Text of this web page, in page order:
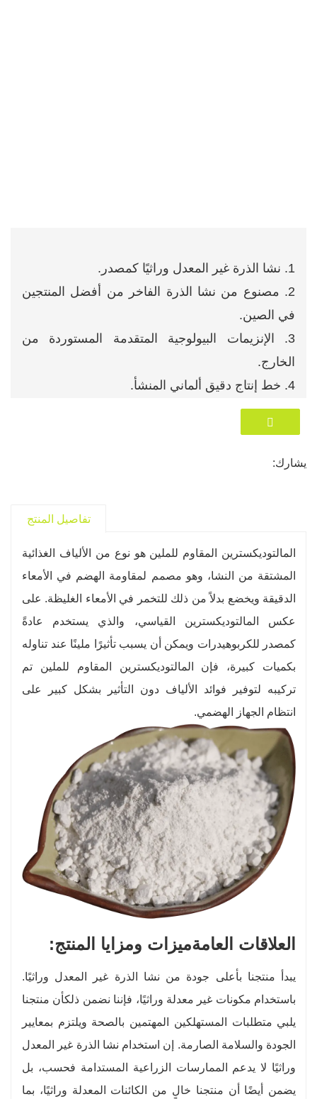
1. نشا الذرة غير المعدل وراثيًا كمصدر.
2. مصنوع من نشا الذرة الفاخر من أفضل المنتجين
في الصين.
3. الإنزيمات البيولوجية المتقدمة المستوردة من
الخارج.
4. خط إنتاج دقيق ألماني المنشأ.
5. قدرات بحث وتطوير قوية
6. ورش عمل GMP القياسية.
7. مختبر مراقبة الجودة مجهز بالكامل.
يشارك:
تفاصيل المنتج
المالتوديكسترين المقاوم للملين هو نوع من الألياف الغذائية
المشتقة من النشا، وهو مصمم لمقاومة الهضم في الأمعاء
الدقيقة ويخضع بدلاً من ذلك للتخمر في الأمعاء الغليظة. على
عكس المالتوديكسترين القياسي، والذي يستخدم عادةً
كمصدر للكربوهيدرات ويمكن أن يسبب تأثيرًا ملينًا عند تناوله
بكميات كبيرة، فإن المالتوديكسترين المقاوم للملين تم
تركيبه لتوفير فوائد الألياف دون التأثير بشكل كبير على
انتظام الجهاز الهضمي.
العلاقات العامةميزات ومزايا المنتج:
يبدأ منتجنا بأعلى جودة من نشا الذرة غير المعدل وراثيًا.
باستخدام مكونات غير معدلة وراثيًا، فإننا نضمن ذلكأن منتجنا
يلبي متطلبات المستهلكين المهتمين بالصحة ويلتزم بمعايير
الجودة والسلامة الصارمة. إن استخدام نشا الذرة غير المعدل
وراثيًا لا يدعم الممارسات الزراعية المستدامة فحسب، بل
يضمن أيضًا أن منتجنا خالٍ من الكائنات المعدلة وراثيًا، بما